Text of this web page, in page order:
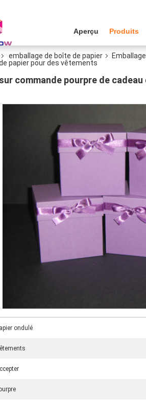
Aperçu Produits
emballage de boîte de papier
papier pour des vêtements
commande pourpre de
ondulé